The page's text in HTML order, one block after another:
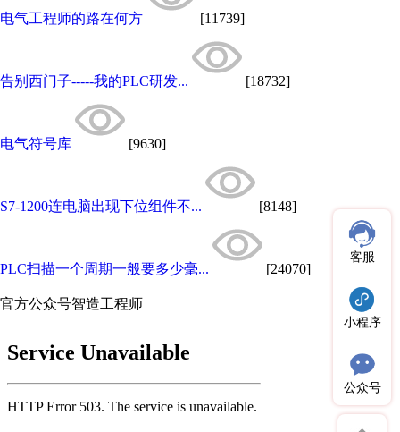
电气工程师的路在何方 [11739]
告别西门子-----我的PLC研发... [18732]
电气符号库 [9630]
S7-1200连电脑出现下位组件不... [8148]
PLC扫描一个周期一般要多少毫... [24070]
官方公众号智造工程师
客服
小程序
公众号